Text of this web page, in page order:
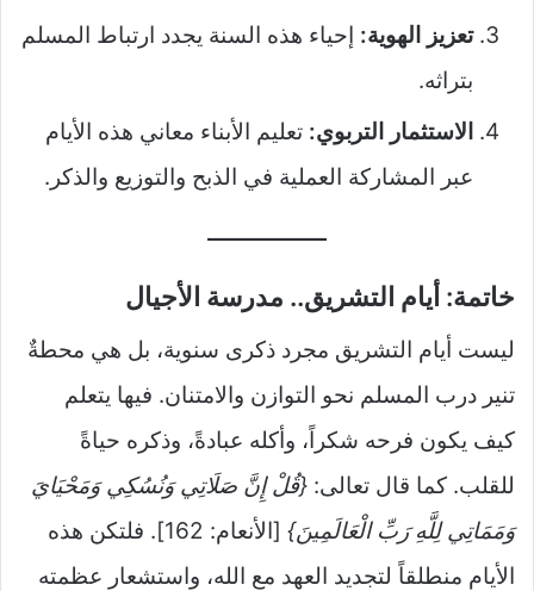
تعزيز الهوية: إحياء هذه السنة يجدد ارتباط المسلم
بتراثه.
الاستثمار التربوي: تعليم الأبناء معاني هذه الأيام
عبر المشاركة العملية في الذبح والتوزيع والذكر.
خاتمة: أيام التشريق.. مدرسة الأجيال
ليست أيام التشريق مجرد ذكرى سنوية، بل هي محطةٌ
تنير درب المسلم نحو التوازن والامتنان. فيها يتعلم
كيف يكون فرحه شكراً، وأكله عبادةً، وذكره حياةً
للقلب. كما قال تعالى: {قُلْ إِنَّ صَلَاتِي وَنُسُكِي وَمَحْيَايَ
وَمَمَاتِي لِلَّهِ رَبِّ الْعَالَمِينَ}
[الأنعام: 162]. فلتكن هذه
الأيام منطلقاً لتجديد العهد مع الله، واستشعار عظمته